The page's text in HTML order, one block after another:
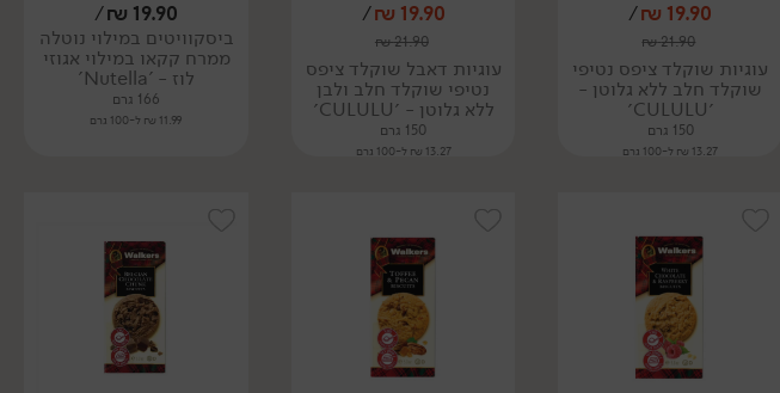
19.90
₪
/
21.90
₪
עוגיות שוקלד ציפס נטיפי
שוקלד חלב ללא גלוטן -
׳CULULU׳
150 גרם
13.27 ₪ ל-100 גרם
19.90
₪
/
21.90
₪
עוגיות דאבל שוקלד ציפס
נטיפי שוקלד חלב ולבן
ללא גלוטן - ׳CULULU׳
150 גרם
13.27 ₪ ל-100 גרם
19.90
₪
/
ביסקוויטים במילוי נוטלה
ממרח קקאו במילוי אגוזי
לוז - 'Nutella'
166 גרם
11.99 ₪ ל-100 גרם